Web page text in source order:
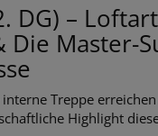
DG) –
Die Master-
Treppe
Highlight